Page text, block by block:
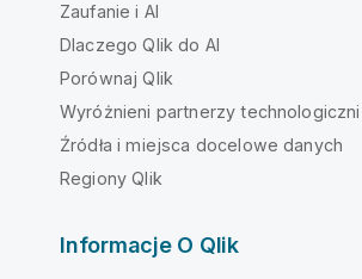
Zaufanie i AI
Dlaczego Qlik do AI
Porównaj Qlik
Wyróżnieni partnerzy technologiczni
Źródła i miejsca docelowe danych
Regiony Qlik
Informacje O Qlik